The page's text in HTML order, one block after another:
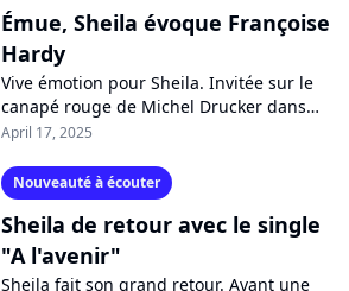
Émue, Sheila évoque Françoise
Hardy
Vive émotion pour Sheila. Invitée sur le
canapé rouge de Michel Drucker dans
"Vivement dimanche", la chanteuse est
Françoise...
April 17, 2025
Nouveauté à écouter
Sheila de retour avec le single
"A l'avenir"
Sheila fait son grand retour. Avant une